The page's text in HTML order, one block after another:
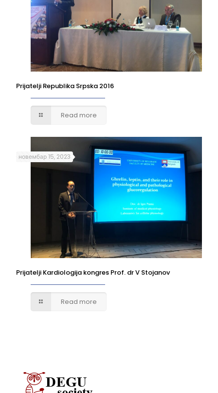
Prijatelji Republika Srpska 2016
Read more
новембар 15, 2023
Prijatelji Kardiologija kongres Prof. dr V Stojanov
Read more